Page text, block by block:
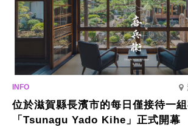
位於滋賀縣長濱市的每日僅接待一
「Tsunagu Yado Kihe」正式開幕